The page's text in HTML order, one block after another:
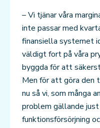
– Vi tjänar våra
inte passar med
finansiella systemet
väldigt fort på våra
byggda för att
Men för att göra den
nu så vi, som många
problem gällande
funktionsförsörjning